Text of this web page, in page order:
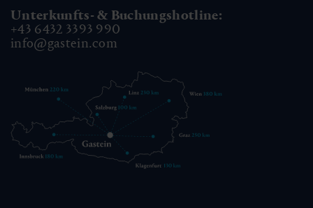
Unterkunfts- & Buchungshotline:
+43 6432 3393 990
info@gastein.com